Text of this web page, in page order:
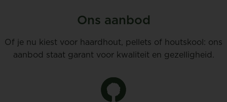
Ons aanbod
Of je nu kiest voor haardhout, pellets of houtskool: ons
aanbod staat garant voor kwaliteit en gezelligheid.